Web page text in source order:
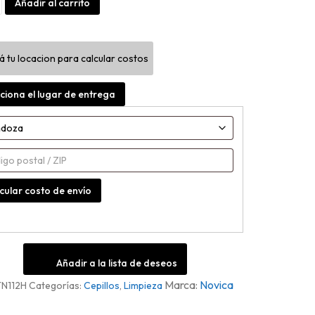
Añadir al carrito
tu locacion para calcular costos
el lugar de entrega
costo de envío
Añadir a la lista de deseos
Categorías:Cepillos,Limpieza Novica